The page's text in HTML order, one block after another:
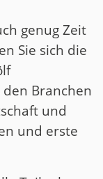
genug Zeit
Sie sich die
den Branchen
und
und erste